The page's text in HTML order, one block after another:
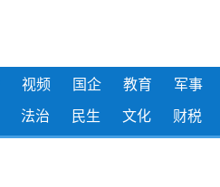
视频 国企 教育 军事
法治 民生 文化 财税